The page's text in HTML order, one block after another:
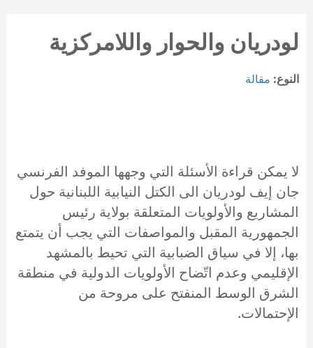
لودريان والحوار واللامركزية
النوع: مقالة
لا يمكن قراءة الأسئلة التي وجهها الموفد الفرنسي
جان إيف لودريان الى الكتل النيابية اللبنانية حول
المشاريع والأولويات المتعلقة بولاية رئيس
الجمهورية المقبل والمواصفات التي يجب أن يتمتع
بها، إلا في سياق الضبابية التي تحيط بالمشهد
الإقليمي وعدم اتّضاح الأولويات الدولية في منطقة
الشرق الوسط المنفتح على مروحة من
الإحتمالات.